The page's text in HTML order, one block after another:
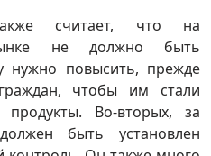
считает, что на
не должно быть
нужно повысить, прежде
чтобы им стали
продукты. Во-вторых, за
быть установлен